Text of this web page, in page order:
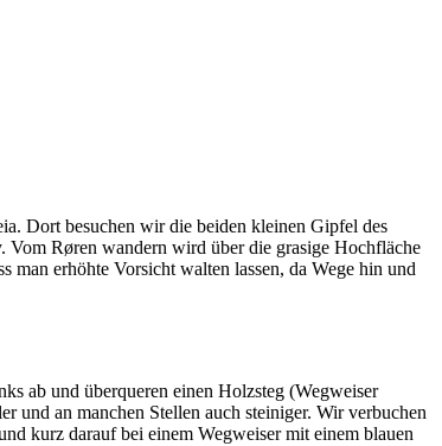
Dort besuchen wir die beiden kleinen Gipfel des
Røren wandern wird über die grasige Hochfläche
erhöhte Vorsicht walten lassen, da Wege hin und
ab und überqueren einen Holzsteg (Wegweiser
und an manchen Stellen auch steiniger. Wir verbuchen
kurz darauf bei einem Wegweiser mit einem blauen